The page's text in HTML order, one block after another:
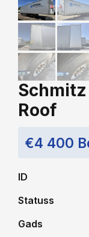
Roof
€4 400
ID
Statuss
Gads